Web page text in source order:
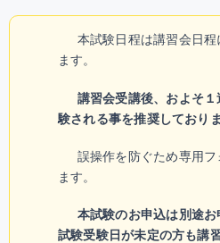
本試験日程は講習会日
ます。
講習会受講後、およそ
験される事を推奨しておりま
誤操作を防ぐため専用
ます。
本試験のお申込は別途
試験受験日が未定の方も講